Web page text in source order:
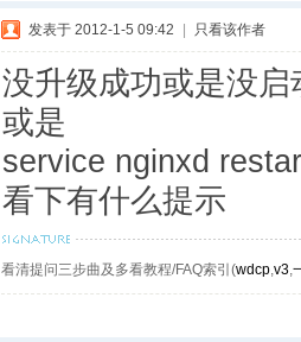
发表于 2012-1-5 09:42 只看该作者
没升级成功或是没
或是
service nginxd
看下有什么提示
看清提问三步曲及多看教程/FAQ索引(wdcp,v3,